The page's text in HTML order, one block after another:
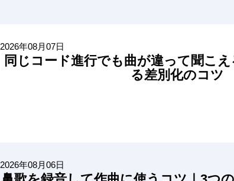
2026年08月07日
同じコード進行でも曲が違って聞こ
る差別化のコツ
2026年08月06日